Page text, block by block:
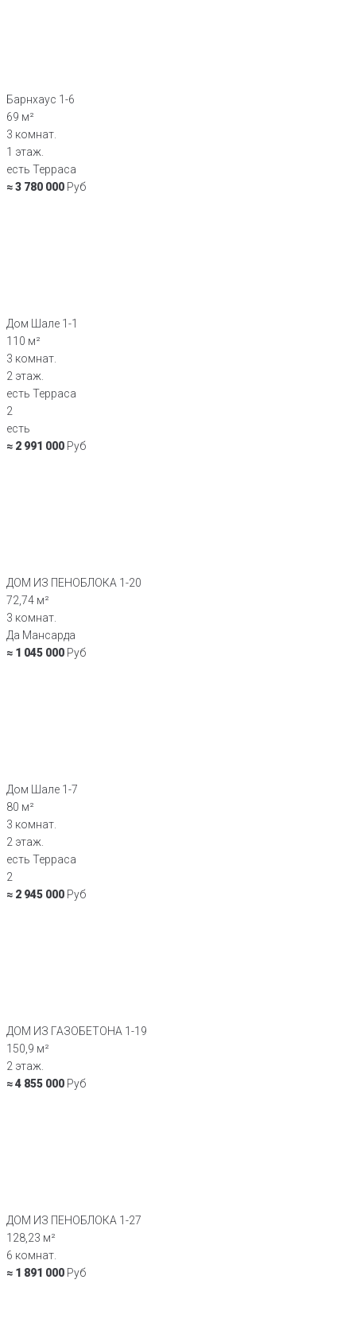
Барнхаус 1-6
69 м²
3 комнат.
1 этаж.
есть Терраса
≈ 3 780 000 Руб
Дом Шале 1-1
110 м²
3 комнат.
2 этаж.
есть Терраса
2
есть
≈ 2 991 000 Руб
ДОМ ИЗ ПЕНОБЛОКА 1-20
72,74 м²
3 комнат.
Да Мансарда
≈ 1 045 000 Руб
Дом Шале 1-7
80 м²
3 комнат.
2 этаж.
есть Терраса
2
≈ 2 945 000 Руб
ДОМ ИЗ ГАЗОБЕТОНА 1-19
150,9 м²
2 этаж.
≈ 4 855 000 Руб
ДОМ ИЗ ПЕНОБЛОКА 1-27
128,23 м²
6 комнат.
≈ 1 891 000 Руб